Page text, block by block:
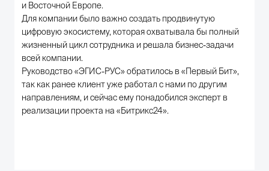
и Восточной Европе.
Для компании было важно создать продвинутую
цифровую экосистему, которая охватывала бы полный
жизненный цикл сотрудника и решала бизнес-задачи
всей компании.
Руководство «ЭГИС-РУС» обратилось в «Первый Бит»,
так как ранее клиент уже работал с нами по другим
направлениям, и сейчас ему понадобился эксперт в
реализации проекта на «Битрикс24».